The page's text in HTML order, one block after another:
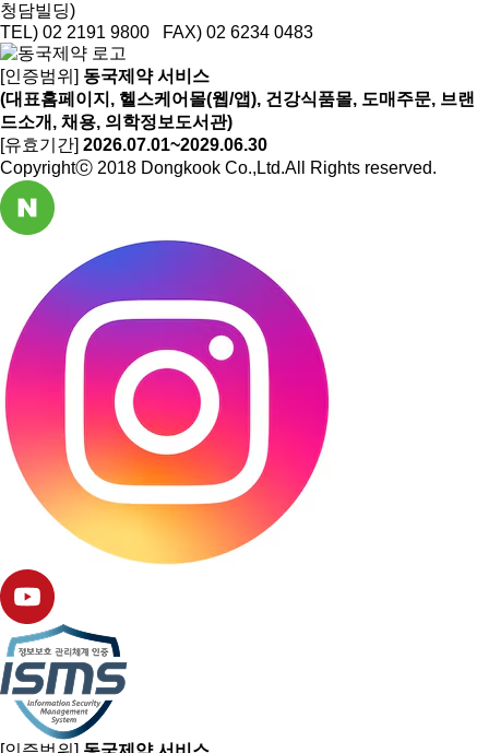
청담빌딩)
TEL) 02 2191 9800 FAX) 02 6234 0483
[인증범위] 동국제약 서비스
(대표홈페이지, 헬스케어몰(웹/앱), 건강식품몰, 도매주문, 브랜
드소개, 채용, 의학정보도서관)
[유효기간] 2026.07.01~2029.06.30
Copyrightⓒ 2018 Dongkook Co.,Ltd.All Rights reserved.